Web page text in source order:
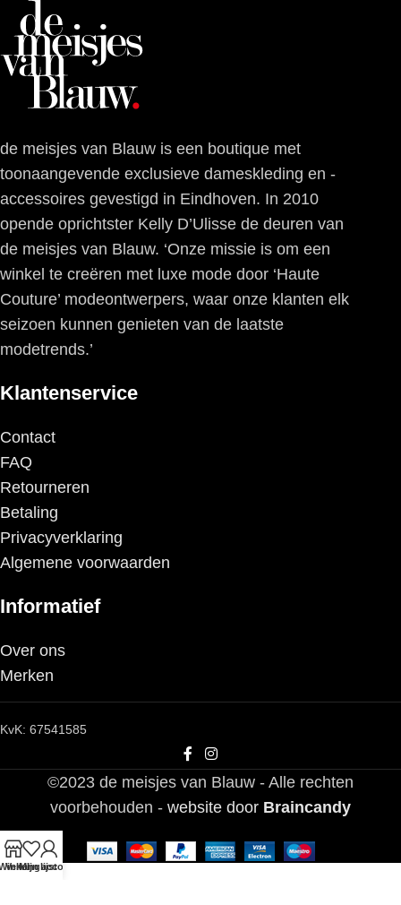
de meisjes van Blauw is een boutique met
toonaangevende exclusieve dameskleding en -
accessoires gevestigd in Eindhoven. In 2010
opende oprichtster Kelly D’Ulisse de deuren van
de meisjes van Blauw. ‘Onze missie is om een
winkel te creëren met luxe mode door ‘Haute
Couture’ modeontwerpers, waar onze klanten elk
seizoen kunnen genieten van de laatste
modetrends.’
Klantenservice
Contact
FAQ
Retourneren
Betaling
Privacyverklaring
Algemene voorwaarden
Informatief
Over ons
Merken
KvK: 67541585
©2023 de meisjes van Blauw - Alle rechten
voorbehouden - website door Braincandy
Verlanglijst
Mijn account